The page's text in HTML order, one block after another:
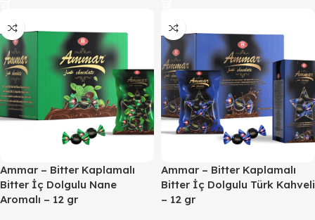
Ammar – Bitter Kaplamalı
Bitter İç Dolgulu Nane
Aromalı – 12 gr
Ammar – Bitter Kaplamalı
Bitter İç Dolgulu Türk Kahveli
– 12 gr